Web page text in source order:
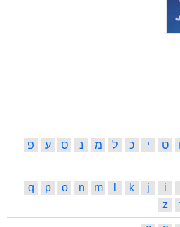
ט י כ ל מ נ ס ע
פ
i
j
k
m
n
o
p
q
z